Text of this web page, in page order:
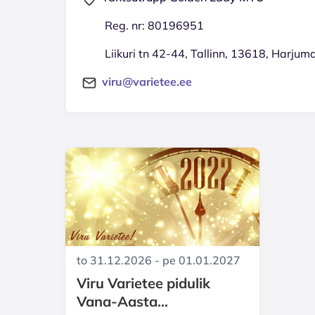
Reg. nr: 80196951
Liikuri tn 42-44, Tallinn, 13618,
viru@varietee.ee
to 31.12.2026 - pe 01.01.2027
Viru Varietee pidulik
Vana-Aasta